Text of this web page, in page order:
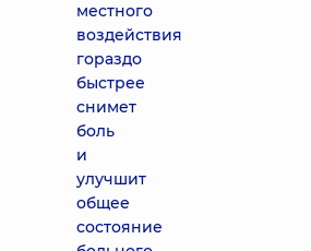
местного
воздействия
гораздо
быстрее
снимет
боль
и
улучшит
общее
состояние